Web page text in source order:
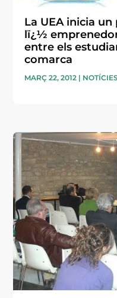
La UEA inicia
lï¿½
entre els
comarca
MARÇ 22, 2012 | NOTÍCIES